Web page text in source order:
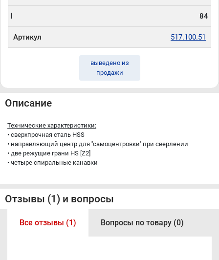
84
Артикул 517.100.51
выведено из
продажи
Описание
Технические характеристики:
• сверхпрочная сталь HSS
• направляющий центр для ''самоцентровки'' при сверлении
• две режущие грани HS [Z2]
• четыре спиральные канавки
Отзывы (1) и вопросы
Все отзывы (1) Вопросы по товару (0)